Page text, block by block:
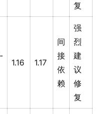
复
1.16 1.17
间
接
依
赖
强
烈
建
议
修
复